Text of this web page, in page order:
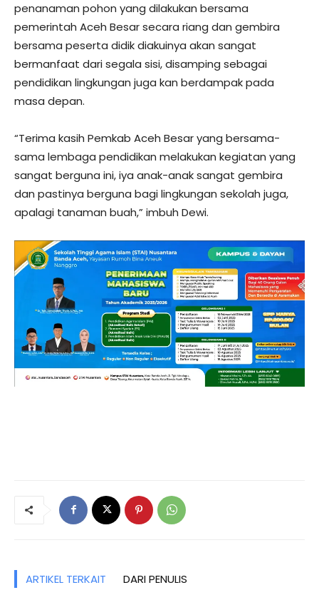
penanaman pohon yang dilakukan bersama
pemerintah Aceh Besar secara riang dan gembira
bersama peserta didik diakuinya akan sangat
bermanfaat dari segala sisi, disamping sebagai
pendidikan lingkungan juga kan berdampak pada
masa depan.
“Terima kasih Pemkab Aceh Besar yang bersama-
sama lembaga pendidikan melakukan kegiatan yang
sangat berguna ini, iya anak-anak sangat gembira
dan pastinya berguna bagi lingkungan sekolah juga,
apalagi tanaman buah,” imbuh Dewi.
ARTIKEL TERKAIT DARI PENULIS